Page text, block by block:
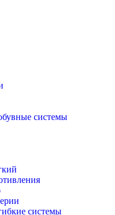
системы
системы